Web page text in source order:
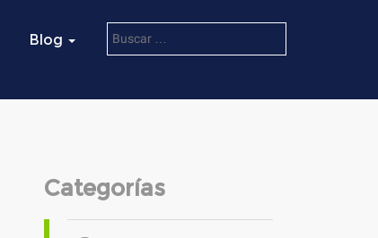
Blog
Categorías